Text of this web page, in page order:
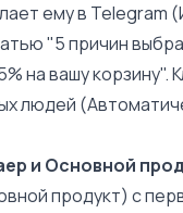
ему в Telegram
"5 причин
на вашу корзину".
людей
и Основной
продукт) с